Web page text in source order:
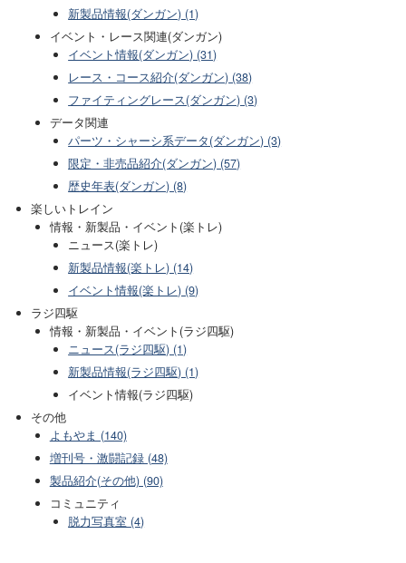
新製品情報(ダンガン) (1)
イベント・レース関連(ダンガン)
イベント情報(ダンガン) (31)
レース・コース紹介(ダンガン) (38)
ファイティングレース(ダンガン) (3)
データ関連
パーツ・シャーシ系データ(ダンガン) (3)
限定・非売品紹介(ダンガン) (57)
歴史年表(ダンガン) (8)
楽しいトレイン
情報・新製品・イベント(楽トレ)
ニュース(楽トレ)
新製品情報(楽トレ) (14)
イベント情報(楽トレ) (9)
ラジ四駆
情報・新製品・イベント(ラジ四駆)
ニュース(ラジ四駆) (1)
新製品情報(ラジ四駆) (1)
イベント情報(ラジ四駆)
その他
よもやま (140)
増刊号・激闘記録 (48)
製品紹介(その他) (90)
コミュニティ
脱力写真室 (4)